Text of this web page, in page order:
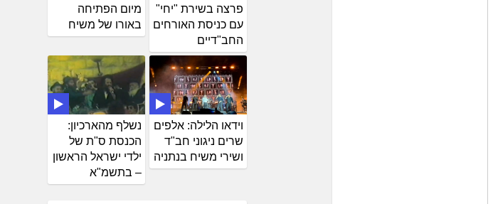
מיום הפתיחה
באורו של משיח
פרצה בשירת "יחי"
עם כניסת האורחים
החב"דיים
נשלף מהארכיון:
הכנסת ס"ת של
ילדי ישראל הראשון
– בתשמ"א
וידאו הלילה: אלפים
שרים ניגוני חב"ד
ושירי משיח בנתניה